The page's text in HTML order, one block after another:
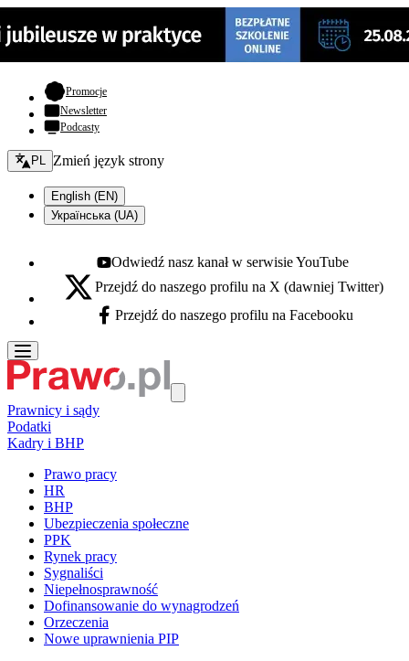
Promocje- otwiera się w nowej karcie
Newsletter
Podcasty
Zmień język - bieżący:
PL Zmień język strony
English (EN)
Українська (UA)
Youtube - otwiera się w nowej karcie
Odwiedź nasz kanał w serwisie YouTube
X - otwiera się w nowej karcie
Przejdź do naszego profilu na X (dawniej Twitter)
Facebook - otwiera się w nowej karcie
Przejdź do naszego profilu na Facebooku
Prawnicy i sądy
Podatki
Kadry i BHP
Prawo pracy
HR
BHP
Ubezpieczenia społeczne
PPK
Rynek pracy
Sygnaliści
Niepełnosprawność
Dofinansowanie do wynagrodzeń
Orzeczenia
Nowe uprawnienia PIP